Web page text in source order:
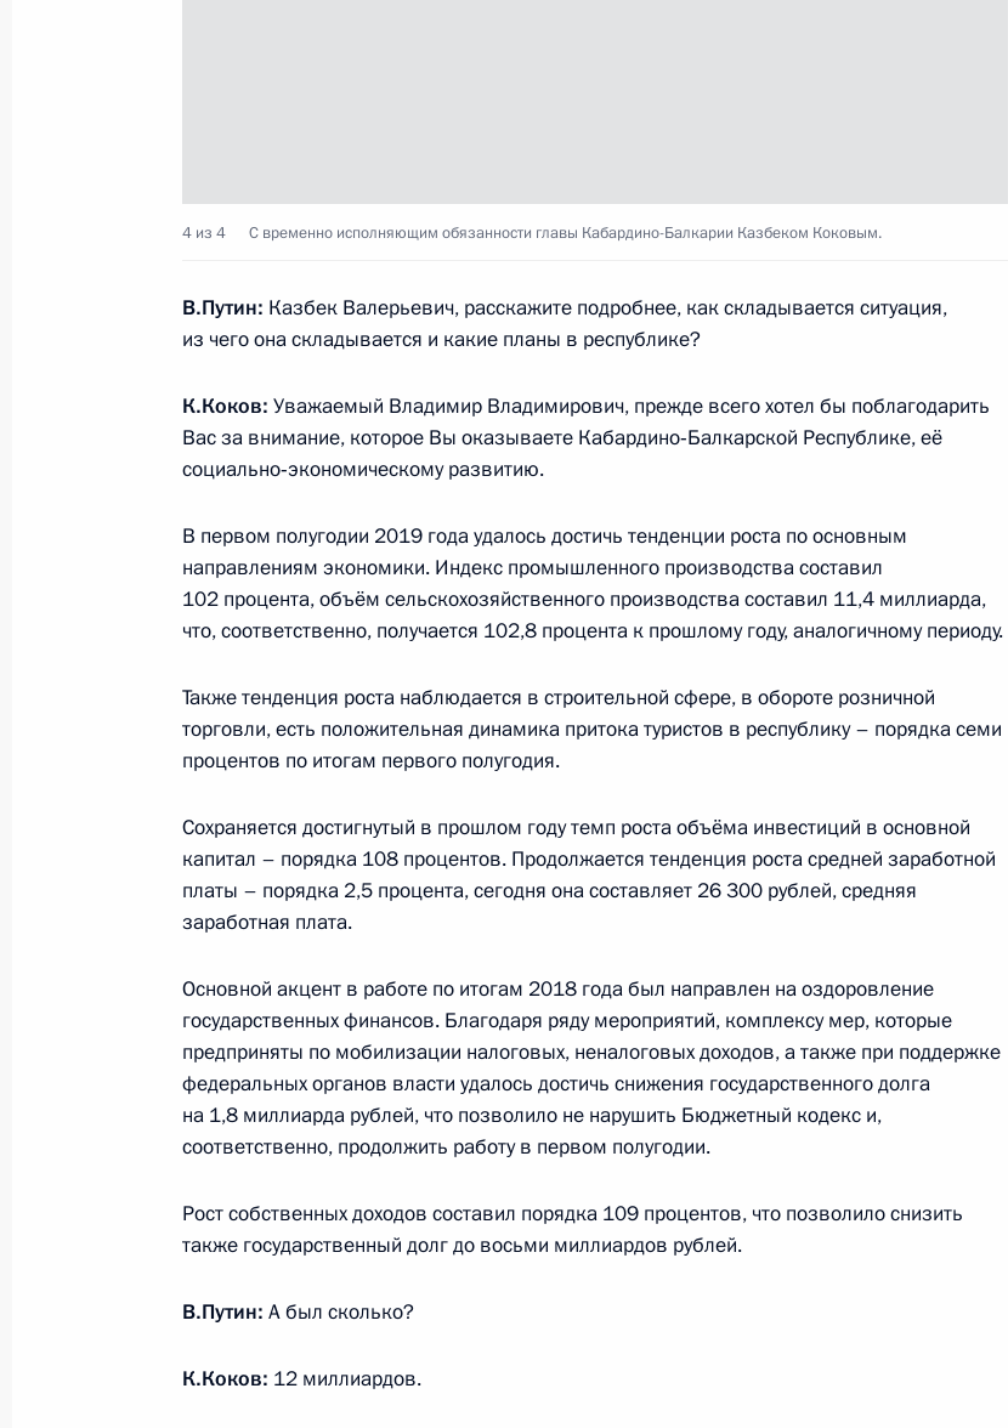
Подписан закон, направленный на совершенствование условий
на территориях опережающего развития
26 июля 2019 года, 17:55
Дополнен перечень городов федерального значения,
содержащийся в Основах законодательства о нотариате
26 июля 2019 года, 17:45
Внесены изменения в закон о гарантиях прав коренных
малочисленных народов России
26 июля 2019 года, 16:10
Внесены изменения в закон о федеральной информационной
адресной системе
26 июля 2019 года, 15:35
по реализации услуг по обращению с ТКО, оказываемых
региональными операторами
26 июля 2019 года, 14:15
4 из 4 С временно исполняющим обязанности главы Кабардино-Балкарии Казбеком Коковым.
В.Путин: Казбек Валерьевич, расскажите подробнее, как складывается ситуация,
из чего она складывается и какие планы в республике?
К.Коков: Уважаемый Владимир Владимирович, прежде всего хотел бы поблагодарить
Вас за внимание, которое Вы оказываете Кабардино‑Балкарской Республике, её
социально‑экономическому развитию.
В первом полугодии 2019 года удалось достичь тенденции роста по основным
направлениям экономики. Индекс промышленного производства составил
102 процента, объём сельскохозяйственного производства составил 11,4 миллиарда,
что, соответственно, получается 102,8 процента к прошлому году, аналогичному периоду.
Также тенденция роста наблюдается в строительной сфере, в обороте розничной
торговли, есть положительная динамика притока туристов в республику – порядка семи
процентов по итогам первого полугодия.
Сохраняется достигнутый в прошлом году темп роста объёма инвестиций в основной
капитал – порядка 108 процентов. Продолжается тенденция роста средней заработной
платы – порядка 2,5 процента, сегодня она составляет 26 300 рублей, средняя
заработная плата.
Основной акцент в работе по итогам 2018 года был направлен на оздоровление
государственных финансов. Благодаря ряду мероприятий, комплексу мер, которые
предприняты по мобилизации налоговых, неналоговых доходов, а также при поддержке
федеральных органов власти удалось достичь снижения государственного долга
на 1,8 миллиарда рублей, что позволило не нарушить Бюджетный кодекс и,
соответственно, продолжить работу в первом полугодии.
Рост собственных доходов составил порядка 109 процентов, что позволило снизить
также государственный долг до восьми миллиардов рублей.
В.Путин: А был сколько?
К.Коков: 12 миллиардов.